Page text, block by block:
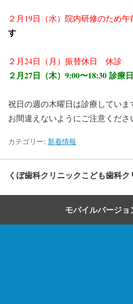
２月19日（水）院内研修のため午
す
２月24日（月）振替休日 休診
２月27日（木） 9:00〜18:30 診療日
祝日の週の木曜日は診療していま
お間違えないようにご注意くださ
カテゴリー: 新着情報
くぼ歯科クリニックこども歯科ク
モバイルバージョ